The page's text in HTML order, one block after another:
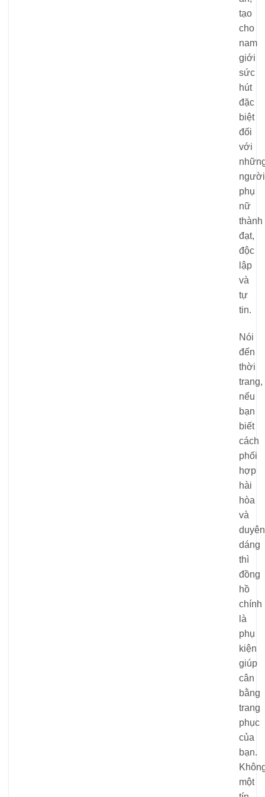
tạo
cho
nam
giới
sức
hút
đặc
biệt
đối
với
người
phụ
nữ
thành
đạt,
độc
lập
và
tự
tin.
Nói
đến
thời
trang,
nếu
bạn
biết
cách
phối
hợp
hài
hòa
và
duyên
dáng
thì
đồng
hồ
chính
là
phụ
kiện
giúp
cân
bằng
trang
phục
của
bạn.
một